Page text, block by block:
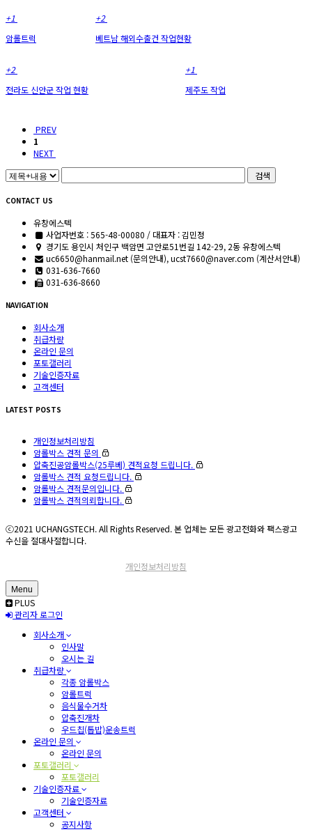
+1
암롤트럭
+2
베트남 해외수출건 작업현황
+2
전라도 신안군 작업 현황
+1
제주도 작업
PREV
1
NEXT
검색
CONTACT US
유창에스텍
사업자번호 : 565-48-00080 / 대표자 : 김민정
경기도 용인시 처인구 백암면 고안로51번길 142-29, 2동 유창에스텍
uc6650@hanmail.net (문의안내), ucst7660@naver.com (계산서안내)
031-636-7660
031-636-8660
NAVIGATION
회사소개
취급차량
온라인 문의
포토갤러리
기술인증자료
고객센터
LATEST POSTS
개인정보처리방침
암롤박스 견적 문의
압축진공암롤박스(25루베) 견적요청 드립니다.
암롤박스 견적 요청드립니다.
암롤박스 견적문의입니다.
암롤박스 견적의뢰합니다.
ⓒ2021 UCHANGSTECH. All Rights Reserved. 본 업체는 모든 광고전화와 팩스광고
수신을 절대사절합니다.
개인정보처리방침
Menu
PLUS
관리자 로그인
회사소개
인사말
오시는 길
취급차량
각종 암롤박스
암롤트럭
음식물수거차
압축진개차
우드칩(톱밥)운송트럭
온라인 문의
온라인 문의
포토갤러리
포토갤러리
기술인증자료
기술인증자료
고객센터
공지사항